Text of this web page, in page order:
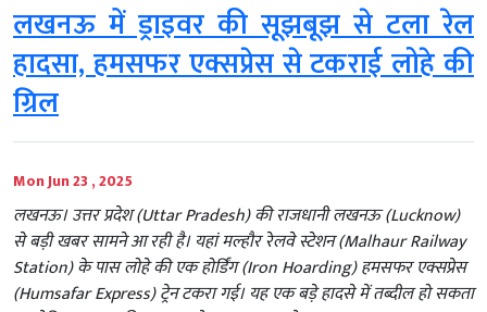
लखनऊ में ड्राइवर की सूझबूझ से टला रेल
हादसा, हमसफर एक्सप्रेस से टकराई लोहे की
ग्रिल
Mon Jun 23 , 2025
लखनऊ। उत्तर प्रदेश (Uttar Pradesh) की राजधानी लखनऊ (Lucknow)
से बड़ी खबर सामने आ रही है। यहां मल्हौर रेलवे स्टेशन (Malhaur Railway
Station) के पास लोहे की एक होर्डिंग (Iron Hoarding) हमसफर एक्सप्रेस
(Humsafar Express) ट्रेन टकरा गई। यह एक बड़े हादसे में तब्दील हो सकता